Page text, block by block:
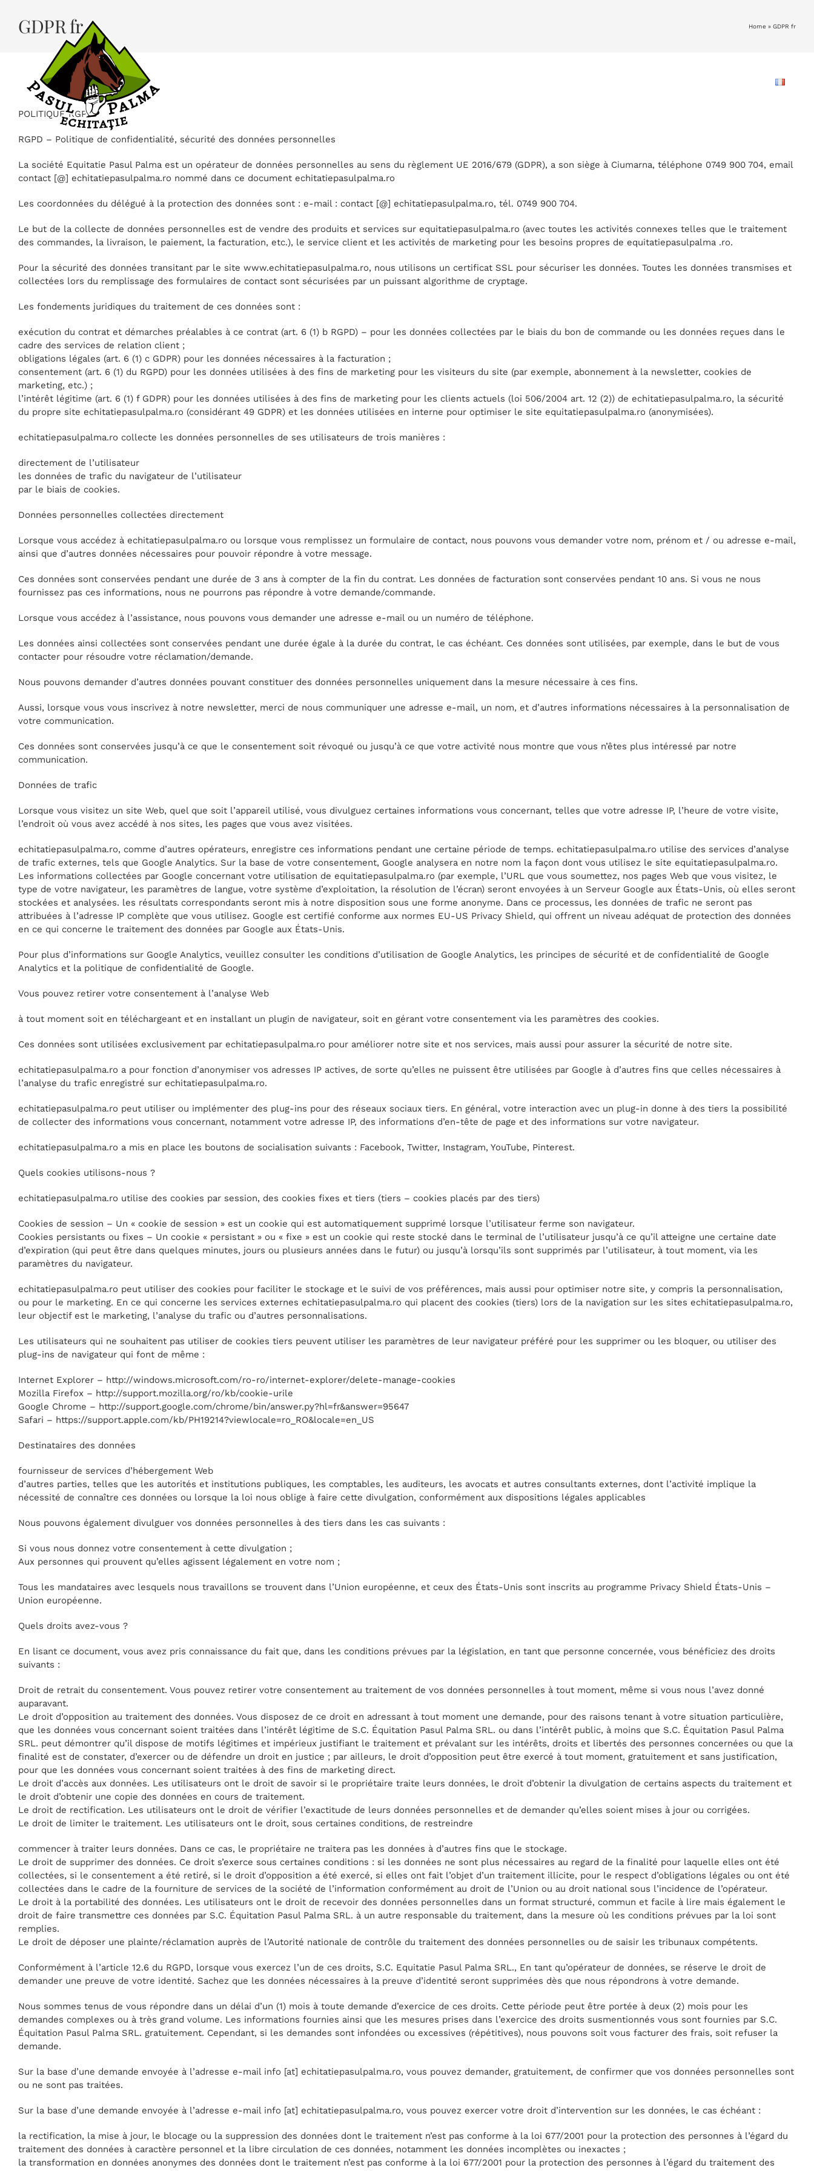
contentGDPR fr Home » GDPR fr
POLITIQUE RGPD
RGPD – Politique de confidentialité, sécurité des données personnelles
La société Equitatie Pasul Palma est un opérateur de données personnelles au sens du règlement UE 2016/679 (GDPR), a son siège à Ciumarna, téléphone 0749 900 704, email
contact [@] echitatiepasulpalma.ro nommé dans ce document echitatiepasulpalma.ro
Les coordonnées du délégué à la protection des données sont : e-mail : contact [@] echitatiepasulpalma.ro, tél. 0749 900 704.
Le but de la collecte de données personnelles est de vendre des produits et services sur equitatiepasulpalma.ro (avec toutes les activités connexes telles que le traitement
des commandes, la livraison, le paiement, la facturation, etc.), le service client et les activités de marketing pour les besoins propres de equitatiepasulpalma .ro.
Pour la sécurité des données transitant par le site www.echitatiepasulpalma.ro, nous utilisons un certificat SSL pour sécuriser les données. Toutes les données transmises et
collectées lors du remplissage des formulaires de contact sont sécurisées par un puissant algorithme de cryptage.
Les fondements juridiques du traitement de ces données sont :
exécution du contrat et démarches préalables à ce contrat (art. 6 (1) b RGPD) – pour les données collectées par le biais du bon de commande ou les données reçues dans le
cadre des services de relation client ;
obligations légales (art. 6 (1) c GDPR) pour les données nécessaires à la facturation ;
consentement (art. 6 (1) du RGPD) pour les données utilisées à des fins de marketing pour les visiteurs du site (par exemple, abonnement à la newsletter, cookies de
marketing, etc.) ;
l’intérêt légitime (art. 6 (1) f GDPR) pour les données utilisées à des fins de marketing pour les clients actuels (loi 506/2004 art. 12 (2)) de echitatiepasulpalma.ro, la sécurité
du propre site echitatiepasulpalma.ro (considérant 49 GDPR) et les données utilisées en interne pour optimiser le site equitatiepasulpalma.ro (anonymisées).
echitatiepasulpalma.ro collecte les données personnelles de ses utilisateurs de trois manières :
directement de l’utilisateur
les données de trafic du navigateur de l’utilisateur
par le biais de cookies.
Données personnelles collectées directement
Lorsque vous accédez à echitatiepasulpalma.ro ou lorsque vous remplissez un formulaire de contact, nous pouvons vous demander votre nom, prénom et / ou adresse e-mail,
ainsi que d’autres données nécessaires pour pouvoir répondre à votre message.
Ces données sont conservées pendant une durée de 3 ans à compter de la fin du contrat. Les données de facturation sont conservées pendant 10 ans. Si vous ne nous
fournissez pas ces informations, nous ne pourrons pas répondre à votre demande/commande.
Lorsque vous accédez à l’assistance, nous pouvons vous demander une adresse e-mail ou un numéro de téléphone.
Les données ainsi collectées sont conservées pendant une durée égale à la durée du contrat, le cas échéant. Ces données sont utilisées, par exemple, dans le but de vous
contacter pour résoudre votre réclamation/demande.
Nous pouvons demander d’autres données pouvant constituer des données personnelles uniquement dans la mesure nécessaire à ces fins.
Aussi, lorsque vous vous inscrivez à notre newsletter, merci de nous communiquer une adresse e-mail, un nom, et d’autres informations nécessaires à la personnalisation de
votre communication.
Ces données sont conservées jusqu’à ce que le consentement soit révoqué ou jusqu’à ce que votre activité nous montre que vous n’êtes plus intéressé par notre
communication.
Données de trafic
Lorsque vous visitez un site Web, quel que soit l’appareil utilisé, vous divulguez certaines informations vous concernant, telles que votre adresse IP, l’heure de votre visite,
l’endroit où vous avez accédé à nos sites, les pages que vous avez visitées.
echitatiepasulpalma.ro, comme d’autres opérateurs, enregistre ces informations pendant une certaine période de temps. echitatiepasulpalma.ro utilise des services d’analyse
de trafic externes, tels que Google Analytics. Sur la base de votre consentement, Google analysera en notre nom la façon dont vous utilisez le site equitatiepasulpalma.ro.
Les informations collectées par Google concernant votre utilisation de equitatiepasulpalma.ro (par exemple, l’URL que vous soumettez, nos pages Web que vous visitez, le
type de votre navigateur, les paramètres de langue, votre système d’exploitation, la résolution de l’écran) seront envoyées à un Serveur Google aux États-Unis, où elles seront
stockées et analysées. les résultats correspondants seront mis à notre disposition sous une forme anonyme. Dans ce processus, les données de trafic ne seront pas
attribuées à l’adresse IP complète que vous utilisez. Google est certifié conforme aux normes EU-US Privacy Shield, qui offrent un niveau adéquat de protection des données
en ce qui concerne le traitement des données par Google aux États-Unis.
Pour plus d’informations sur Google Analytics, veuillez consulter les conditions d’utilisation de Google Analytics, les principes de sécurité et de confidentialité de Google
Analytics et la politique de confidentialité de Google.
Vous pouvez retirer votre consentement à l’analyse Web
à tout moment soit en téléchargeant et en installant un plugin de navigateur, soit en gérant votre consentement via les paramètres des cookies.
Ces données sont utilisées exclusivement par echitatiepasulpalma.ro pour améliorer notre site et nos services, mais aussi pour assurer la sécurité de notre site.
echitatiepasulpalma.ro a pour fonction d’anonymiser vos adresses IP actives, de sorte qu’elles ne puissent être utilisées par Google à d’autres fins que celles nécessaires à
l’analyse du trafic enregistré sur echitatiepasulpalma.ro.
echitatiepasulpalma.ro peut utiliser ou implémenter des plug-ins pour des réseaux sociaux tiers. En général, votre interaction avec un plug-in donne à des tiers la possibilité
de collecter des informations vous concernant, notamment votre adresse IP, des informations d’en-tête de page et des informations sur votre navigateur.
echitatiepasulpalma.ro a mis en place les boutons de socialisation suivants : Facebook, Twitter, Instagram, YouTube, Pinterest.
Quels cookies utilisons-nous ?
echitatiepasulpalma.ro utilise des cookies par session, des cookies fixes et tiers (tiers – cookies placés par des tiers)
Cookies de session – Un « cookie de session » est un cookie qui est automatiquement supprimé lorsque l’utilisateur ferme son navigateur.
Cookies persistants ou fixes – Un cookie « persistant » ou « fixe » est un cookie qui reste stocké dans le terminal de l’utilisateur jusqu’à ce qu’il atteigne une certaine date
d’expiration (qui peut être dans quelques minutes, jours ou plusieurs années dans le futur) ou jusqu’à lorsqu’ils sont supprimés par l’utilisateur, à tout moment, via les
paramètres du navigateur.
echitatiepasulpalma.ro peut utiliser des cookies pour faciliter le stockage et le suivi de vos préférences, mais aussi pour optimiser notre site, y compris la personnalisation,
ou pour le marketing. En ce qui concerne les services externes echitatiepasulpalma.ro qui placent des cookies (tiers) lors de la navigation sur les sites echitatiepasulpalma.ro,
leur objectif est le marketing, l’analyse du trafic ou d’autres personnalisations.
Les utilisateurs qui ne souhaitent pas utiliser de cookies tiers peuvent utiliser les paramètres de leur navigateur préféré pour les supprimer ou les bloquer, ou utiliser des
plug-ins de navigateur qui font de même :
Internet Explorer – http://windows.microsoft.com/ro-ro/internet-explorer/delete-manage-cookies
Mozilla Firefox – http://support.mozilla.org/ro/kb/cookie-urile
Google Chrome – http://support.google.com/chrome/bin/answer.py?hl=fr&answer=95647
Safari – https://support.apple.com/kb/PH19214?viewlocale=ro_RO&locale=en_US
Destinataires des données
fournisseur de services d’hébergement Web
d’autres parties, telles que les autorités et institutions publiques, les comptables, les auditeurs, les avocats et autres consultants externes, dont l’activité implique la
nécessité de connaître ces données ou lorsque la loi nous oblige à faire cette divulgation, conformément aux dispositions légales applicables
Nous pouvons également divulguer vos données personnelles à des tiers dans les cas suivants :
Si vous nous donnez votre consentement à cette divulgation ;
Aux personnes qui prouvent qu’elles agissent légalement en votre nom ;
Tous les mandataires avec lesquels nous travaillons se trouvent dans l’Union européenne, et ceux des États-Unis sont inscrits au programme Privacy Shield États-Unis –
Union européenne.
Quels droits avez-vous ?
En lisant ce document, vous avez pris connaissance du fait que, dans les conditions prévues par la législation, en tant que personne concernée, vous bénéficiez des droits
suivants :
Droit de retrait du consentement. Vous pouvez retirer votre consentement au traitement de vos données personnelles à tout moment, même si vous nous l’avez donné
auparavant.
Le droit d’opposition au traitement des données. Vous disposez de ce droit en adressant à tout moment une demande, pour des raisons tenant à votre situation particulière,
que les données vous concernant soient traitées dans l’intérêt légitime de S.C. Équitation Pasul Palma SRL. ou dans l’intérêt public, à moins que S.C. Équitation Pasul Palma
SRL. peut démontrer qu’il dispose de motifs légitimes et impérieux justifiant le traitement et prévalant sur les intérêts, droits et libertés des personnes concernées ou que la
finalité est de constater, d’exercer ou de défendre un droit en justice ; par ailleurs, le droit d’opposition peut être exercé à tout moment, gratuitement et sans justification,
pour que les données vous concernant soient traitées à des fins de marketing direct.
Le droit d’accès aux données. Les utilisateurs ont le droit de savoir si le propriétaire traite leurs données, le droit d’obtenir la divulgation de certains aspects du traitement et
le droit d’obtenir une copie des données en cours de traitement.
Le droit de rectification. Les utilisateurs ont le droit de vérifier l’exactitude de leurs données personnelles et de demander qu’elles soient mises à jour ou corrigées.
Le droit de limiter le traitement. Les utilisateurs ont le droit, sous certaines conditions, de restreindre
commencer à traiter leurs données. Dans ce cas, le propriétaire ne traitera pas les données à d’autres fins que le stockage.
Le droit de supprimer des données. Ce droit s’exerce sous certaines conditions : si les données ne sont plus nécessaires au regard de la finalité pour laquelle elles ont été
collectées, si le consentement a été retiré, si le droit d’opposition a été exercé, si elles ont fait l’objet d’un traitement illicite, pour le respect d’obligations légales ou ont été
collectées dans le cadre de la fourniture de services de la société de l’information conformément au droit de l’Union ou au droit national sous l’incidence de l’opérateur.
Le droit à la portabilité des données. Les utilisateurs ont le droit de recevoir des données personnelles dans un format structuré, commun et facile à lire mais également le
droit de faire transmettre ces données par S.C. Équitation Pasul Palma SRL. à un autre responsable du traitement, dans la mesure où les conditions prévues par la loi sont
remplies.
Le droit de déposer une plainte/réclamation auprès de l’Autorité nationale de contrôle du traitement des données personnelles ou de saisir les tribunaux compétents.
Conformément à l’article 12.6 du RGPD, lorsque vous exercez l’un de ces droits, S.C. Equitatie Pasul Palma SRL., En tant qu’opérateur de données, se réserve le droit de
demander une preuve de votre identité. Sachez que les données nécessaires à la preuve d’identité seront supprimées dès que nous répondrons à votre demande.
Nous sommes tenus de vous répondre dans un délai d’un (1) mois à toute demande d’exercice de ces droits. Cette période peut être portée à deux (2) mois pour les
demandes complexes ou à très grand volume. Les informations fournies ainsi que les mesures prises dans l’exercice des droits susmentionnés vous sont fournies par S.C.
Équitation Pasul Palma SRL. gratuitement. Cependant, si les demandes sont infondées ou excessives (répétitives), nous pouvons soit vous facturer des frais, soit refuser la
demande.
Sur la base d’une demande envoyée à l’adresse e-mail info [at] echitatiepasulpalma.ro, vous pouvez demander, gratuitement, de confirmer que vos données personnelles sont
ou ne sont pas traitées.
Sur la base d’une demande envoyée à l’adresse e-mail info [at] echitatiepasulpalma.ro, vous pouvez exercer votre droit d’intervention sur les données, le cas échéant :
la rectification, la mise à jour, le blocage ou la suppression des données dont le traitement n’est pas conforme à la loi 677/2001 pour la protection des personnes à l’égard du
traitement des données à caractère personnel et la libre circulation de ces données, notamment les données incomplètes ou inexactes ;
la transformation en données anonymes des données dont le traitement n’est pas conforme à la loi 677/2001 pour la protection des personnes à l’égard du traitement des